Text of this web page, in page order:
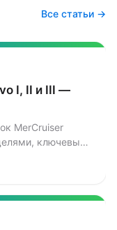
Все статьи →
I, II и III —
MerCruiser
ключевые